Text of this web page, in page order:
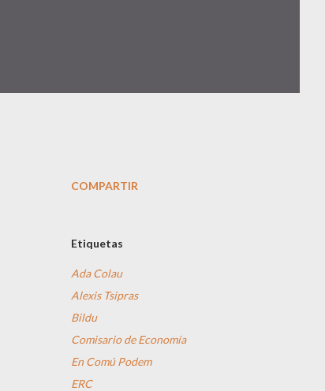
COMPARTIR
Etiquetas
Ada Colau
Alexis Tsipras
Bildu
Comisario de Economía
En Comú Podem
ERC